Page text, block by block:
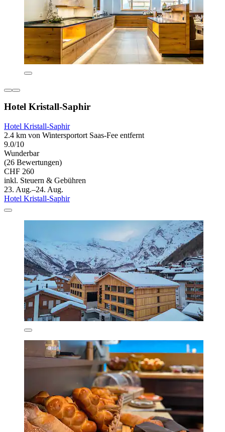
Hotel Kristall-Saphir
Hotel Kristall-Saphir
2.4 km von Wintersportort Saas-Fee entfernt
9.0/10
Wunderbar
(26 Bewertungen)
CHF 260
inkl. Steuern & Gebühren
23. Aug.–24. Aug.
Hotel Kristall-Saphir